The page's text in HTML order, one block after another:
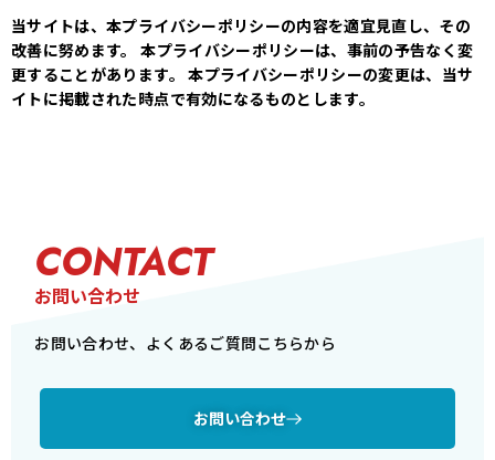
当サイトは、本プライバシーポリシーの内容を適宜見直し、その
改善に努めます。
本プライバシーポリシーは、事前の予告なく変
更することがあります。
本プライバシーポリシーの変更は、当サ
イトに掲載された時点で有効になるものとします。
CONTACT
お問い合わせ
お問い合わせ、よくあるご質問こちらから
お問い合わせ